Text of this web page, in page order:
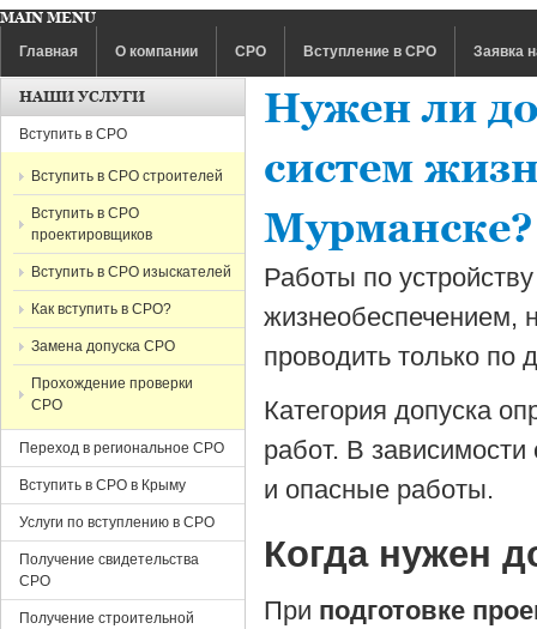
MAIN MENU
Главная
О компании СРО Вступление в СРО Заявка
Нужен ли
систем
Мурманске?
Работы по
жизнеобеспечением,
проводить только по
Категория допуска
работ. В
и опасные работы.
Когда нужен
При подготовке
НАШИ УСЛУГИ
Вступить в СРО
Вступить в СРО строителей
Вступить в СРО
проектировщиков
Вступить в СРО изыскателей
Как вступить в СРО?
Замена допуска СРО
Прохождение проверки
СРО
Переход в региональное СРО
Вступить в СРО в Крыму
Услуги по вступлению в СРО
Получение свидетельства
СРО
Получение строительной